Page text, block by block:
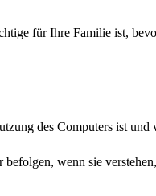
für Ihre Familie ist,
des Computers ist und
befolgen, wenn sie